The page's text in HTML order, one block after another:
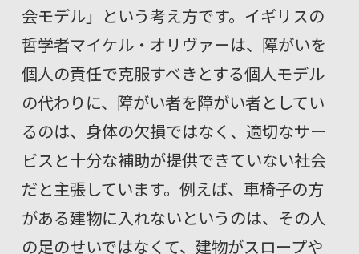
会モデル」という考え方です。イギリスの
哲学者マイケル・オリヴァーは、障がいを
個人の責任で克服すべきとする個人モデル
の代わりに、障がい者を障がい者としてい
るのは、身体の欠損ではなく、適切なサー
ビスと十分な補助が提供できていない社会
だと主張しています。例えば、車椅子の方
がある建物に入れないというのは、その人
の足のせいではなくて、建物がスロープや